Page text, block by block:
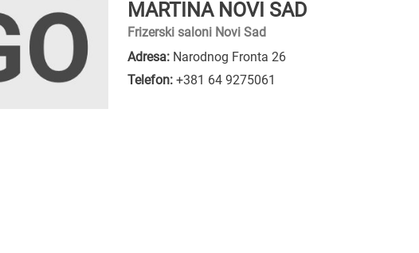
MARTINA NOVI SAD
Frizerski saloni Novi Sad
Adresa: Narodnog Fronta 26
Telefon: +381 64 9275061